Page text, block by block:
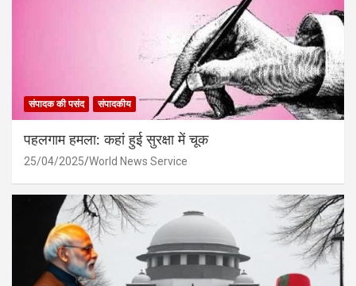
संपादक की पसंद संपादकीय
पहलगाम हमला: कहां हुई सुरक्षा में चूक
25/04/2025 World News Service